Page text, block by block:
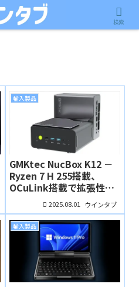
輸入製品
GMKtec NucBox K12 －
Ryzen 7 H 255搭載、
OCuLink搭載で拡張性も
高いミニPC2025.08.01 ウインタブ
輸入製品
検索